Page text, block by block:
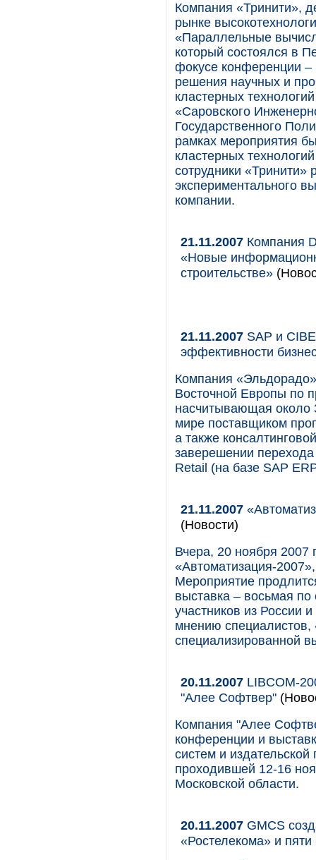
Компания «Тринити»,
рынке
«Параллельные
который состоялся в
фокусе конференции –
решения научных и
кластерных
«Саровского
Государственного
рамках мероприятия
кластерных
сотрудники «Тринити»
экспериментального
компании.
21.11.2007 Компания
«Новые
строительстве»
21.11.2007 SAP и
эффективности
Компания
Восточной Европы по
насчитывающая около
мире поставщиком
а также
заверешении
Retail (на базе SAP
21.11.2007
(Новости)
Вчера, 20 ноября 2007
«Автоматизация-
Мероприятие
выставка – восьмая
участников из России
мнению специалистов,
специализированной
20.11.2007 LIBCOM-
"Алее Софтвер"
Компания "Алее
конференции и
систем и
проходившей 12-16
Московской области.
20.11.2007 GMCS
«Ростелекома» и пяти